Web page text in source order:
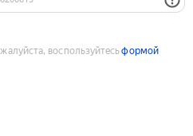
воспользуйтесьформой